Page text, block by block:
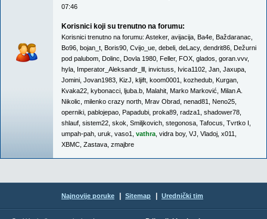
07:46
Korisnici koji su trenutno na forumu:
Korisnici trenutno na forumu: Asteker, avijacija Ba4e Baždaranac
Bo96 bojan_t Boris90 Cvijo_ue debeli deLacy, dendrit86 Dežurni
pod palubom Dolinc Dovla 1980 Feller, FOX glados goran.vvv,
hyla Imperator_Aleksandr_lll invictuss Ivica1102 Jan Jaxupa
Jomini Jovan1983 KizJ kljift koom0001 kozhedub Kurgan
Kvaka22 kybonacci ljuba.b Malahit Marko Marković Milan A.
Nikolic milenko crazy north Mrav Obrad nenad81 Neno25
operniki pablojepao Papadubi proka89 radza1 shadower78
shlauf sistem22 skok Smiljkovich stegonosa Tafocus Tvrtko I
umpah-pah uruk vaso1 vathra vidra boy, VJ Vladoj x011
XBMC Zastava zmajbre
Najnovije poruke Sitemap Urednički tim